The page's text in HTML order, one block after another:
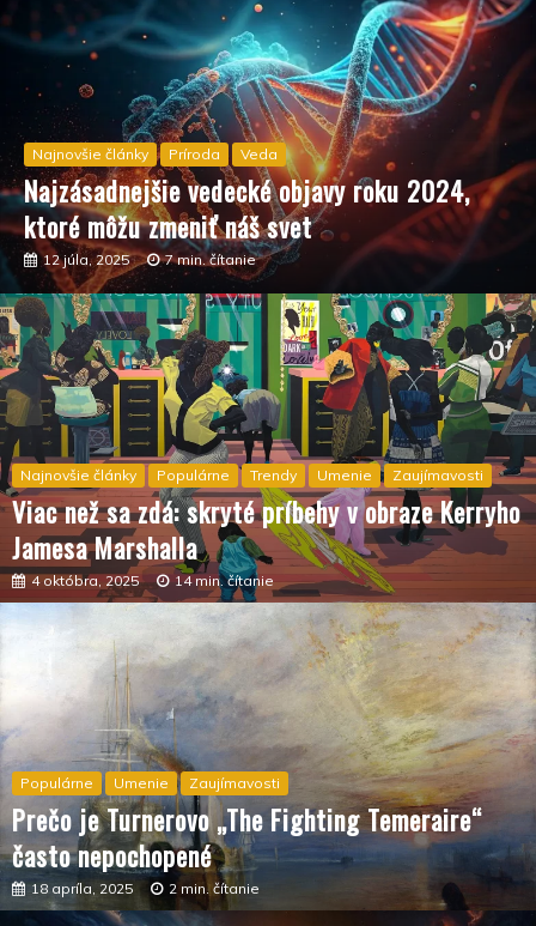
Najnovšie články Príroda Veda
Najzásadnejšie vedecké objavy roku 2024,
ktoré môžu zmeniť náš svet
12 júla, 2025 7 min. čítanie
Najnovšie články Populárne Trendy Umenie Zaujímavosti
Viac než sa zdá: skryté príbehy v obraze Kerryho
Jamesa Marshalla
4 októbra, 2025 14 min. čítanie
Populárne Umenie Zaujímavosti
Prečo je Turnerovo „The Fighting Temeraire“
často nepochopené
18 apríla, 2025 2 min. čítanie